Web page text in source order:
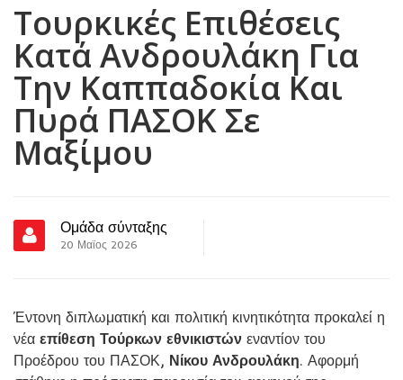
Τουρκικές Επιθέσεις
Κατά Ανδρουλάκη Για
Την Καππαδοκία Και
Πυρά ΠΑΣΟΚ Σε
Μαξίμου
Ομάδα σύνταξης
20 Μαϊος 2026
Έντονη διπλωματική και πολιτική κινητικότητα προκαλεί η
νέα επίθεση Τούρκων εθνικιστών εναντίον του
Προέδρου του ΠΑΣΟΚ, Νίκου Ανδρουλάκη. Αφορμή